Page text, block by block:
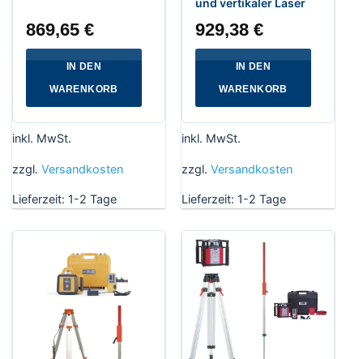
869,65€
IN DEN
WARENKORB
inkl. MwSt.
zzgl. Versandkosten
Lieferzeit: 1-2 Tage
und vertikaler Laser
929,38€
IN DEN
WARENKORB
inkl. MwSt.
zzgl. Versandkosten
Lieferzeit: 1-2 Tage